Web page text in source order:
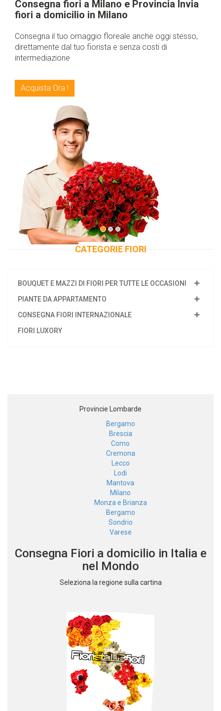
Consegna fiori a Milano e Provincia Invia
fiori a domicilio in Milano
Consegna il tuo omaggio floreale anche oggi stesso,
direttamente dal tuo fiorista e senza costi di
intermediazione
Acquista Ora !
CATEGORIE FIORI
BOUQUET E MAZZI DI FIORI PER TUTTE LE OCCASIONI
PIANTE DA APPARTAMENTO
CONSEGNA FIORI INTERNAZIONALE
FIORI LUXORY
Provincie Lombarde
Bergamo
Brescia
Como
Cremona
Lecco
Lodi
Mantova
Milano
Monza e Brianza
Bergamo
Sondrio
Varese
Consegna Fiori a domicilio in Italia e
nel Mondo
Seleziona la regione sulla cartina